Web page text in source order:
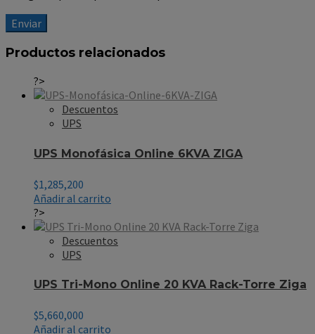
Productos relacionados
?>
Descuentos
UPS
UPS Monofásica Online 6KVA ZIGA
$1,285,200
Añadir al carrito
?>
Descuentos
UPS
UPS Tri-Mono Online 20 KVA Rack-Torre Ziga
$5,660,000
Añadir al carrito